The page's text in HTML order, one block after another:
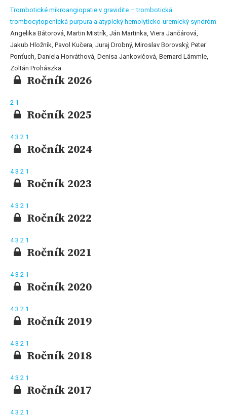
Trombotické mikroangiopatie v gravidite – trombotická
trombocytopenická purpura a atypický hemolyticko-uremický syndróm
Angelika Bátorová, Martin Mistrík, Ján Martinka, Viera Jančárová,
Jakub Hložník, Pavol Kučera, Juraj Drobný, Miroslav Borovský, Peter
Ponťuch, Daniela Horváthová, Denisa Jankovičová, Bernard Lämmle,
Zoltán Prohászka
Ročník 2026
2 1
Ročník 2025
43 2 1
Ročník 2024
43 2 1
Ročník 2023
43 2 1
Ročník 2022
43 2 1
Ročník 2021
43 2 1
Ročník 2020
43 2 1
Ročník 2019
43 2 1
Ročník 2018
43 2 1
Ročník 2017
43 2 1